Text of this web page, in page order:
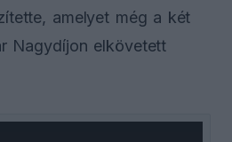
amelyet még a két
Nagydíjon elkövetett